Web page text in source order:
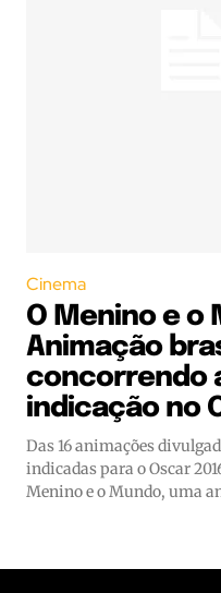
Cinema
O Menino e o
Animação
concorrendo
indicação no
Das 16 animações
indicadas para o Oscar
Menino e o Mundo, uma